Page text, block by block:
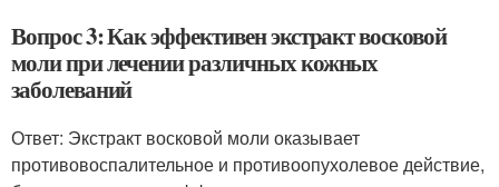
Вопрос 3: Как эффективен экстракт восковой
моли при лечении различных кожных
заболеваний
Ответ: Экстракт восковой моли оказывает
противовоспалительное и противоопухолевое действие,